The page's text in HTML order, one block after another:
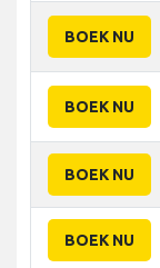
BOEK NU
BOEK NU
BOEK NU
BOEK NU